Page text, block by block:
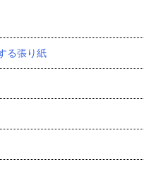
る張り紙